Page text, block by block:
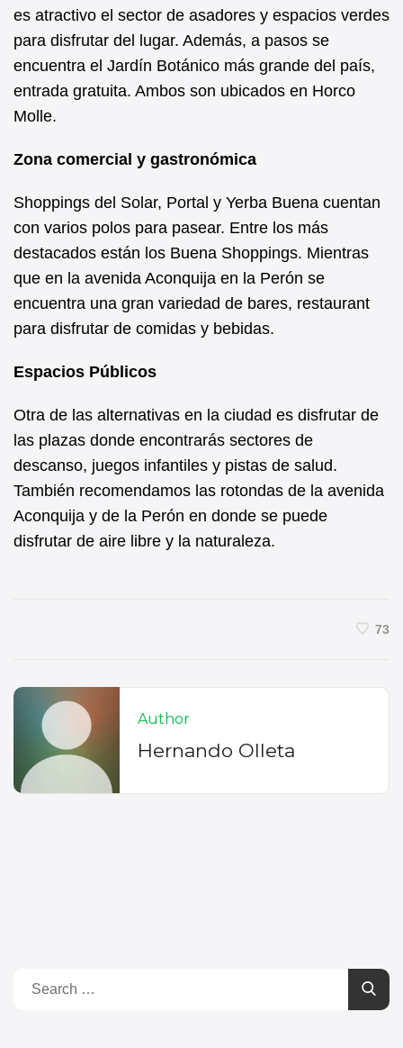
es atractivo el sector de asadores y espacios verdes
para disfrutar del lugar. Además, a pasos se
encuentra el Jardín Botánico más grande del país,
entrada gratuita. Ambos son ubicados en Horco
Molle.
Zona comercial y gastronómica
Shoppings del Solar, Portal y Yerba Buena cuentan
con varios polos para pasear. Entre los más
destacados están los Buena Shoppings. Mientras
que en la avenida Aconquija en la Perón se
encuentra una gran variedad de bares, restaurant
para disfrutar de comidas y bebidas.
Espacios Públicos
Otra de las alternativas en la ciudad es disfrutar de
las plazas donde encontrarás sectores de
descanso, juegos infantiles y pistas de salud.
También recomendamos las rotondas de la avenida
Aconquija y de la Perón en donde se puede
disfrutar de aire libre y la naturaleza.
73
Author
Hernando Olleta